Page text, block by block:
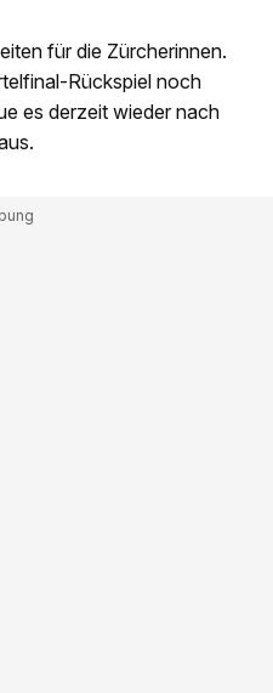
für die Zürcherinnen.
Rückspiel noch
es derzeit wieder nach